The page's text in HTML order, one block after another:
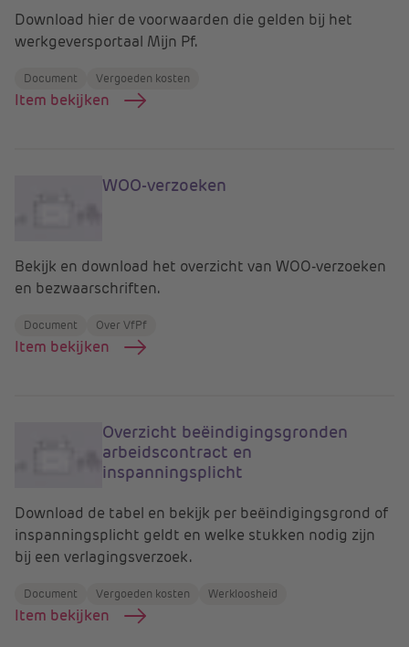
Download hier de voorwaarden die gelden bij het
werkgeversportaal Mijn Pf.
Document Vergoeden kosten
Item bekijken
WOO-verzoeken
Bekijk en download het overzicht van WOO-verzoeken
en bezwaarschriften.
Document Over VfPf
Item bekijken
Overzicht beëindigingsgronden
arbeidscontract en
inspanningsplicht
Download de tabel en bekijk per beëindigingsgrond of
inspanningsplicht geldt en welke stukken nodig zijn
bij een verlagingsverzoek.
Document Vergoeden kosten Werkloosheid
Item bekijken